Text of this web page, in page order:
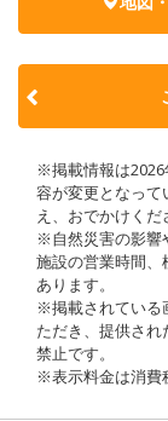
※掲載情報は2026
容が変更となって
え、おでかけくだ
※自然災害の影響
施設の営業時間
あります。
※掲載されている
ただき、提供さ
禁止です。
※表示料金は消費